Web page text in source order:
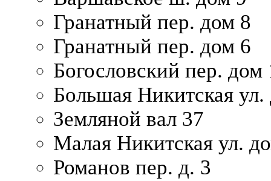
Гранатный пер. дом 8
Гранатный пер. дом 6
Богословский пер.
Большая Никитская
Земляной вал 37
Малая Никитская ул.
Романов пер. д. 3